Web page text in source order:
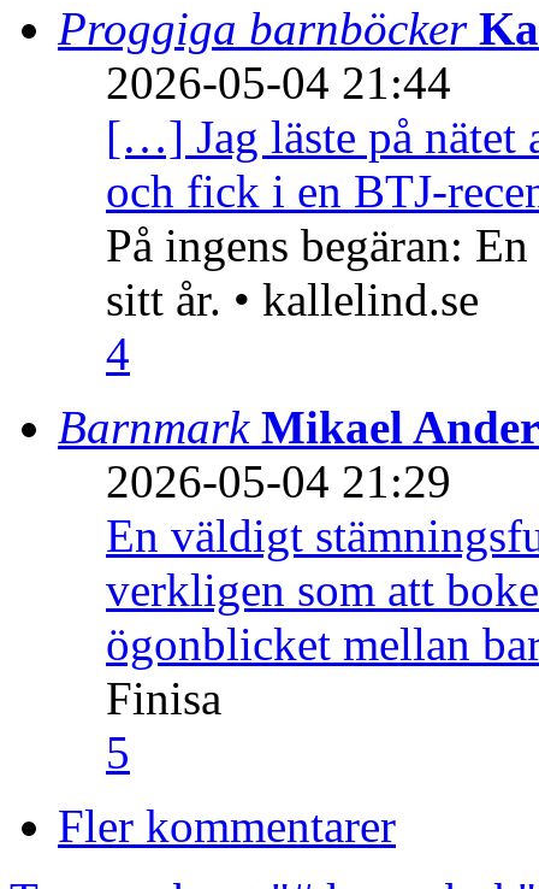
Proggiga barnböcker
2026-05-04 21:44
[…] Jag läste på nätet
och fick i en BTJ-
På ingens begäran:
sitt år. • kallelind.se
4
Barnmark Mikael
2026-05-04 21:29
En väldigt
verkligen som att
ögonblicket mellan
Finisa
5
Fler kommentarer